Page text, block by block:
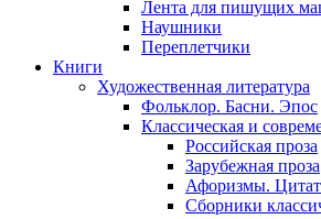
Лента для пишущих
Наушники
Переплетчики
Книги
Художественная литература
Фольклор. Басни. Эпос
Классическая и
Российская проза
Зарубежная проза
Афоризмы.
Сборники